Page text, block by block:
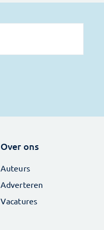
Over ons
Auteurs
Adverteren
Vacatures